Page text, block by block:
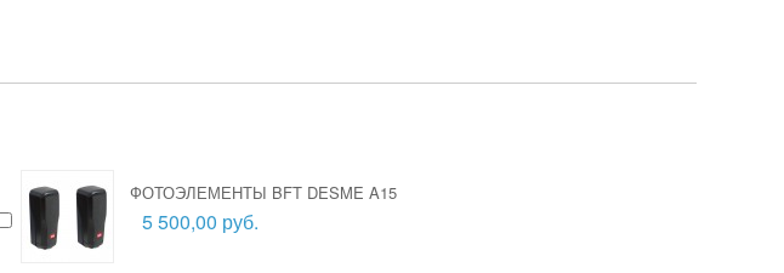
ФОТОЭЛЕМЕНТЫ BFT DESME A15
5 500,00 руб.